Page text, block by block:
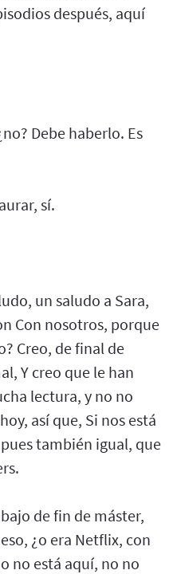
después, aquí
Debe haberlo. Es
sí.
un saludo a Sara,
Con nosotros, porque
Creo, de final de
Y creo que le han
lectura, y no no
así que, Si nos está
también igual, que
de fin de máster,
¿o era Netflix, con
no está aquí, no no